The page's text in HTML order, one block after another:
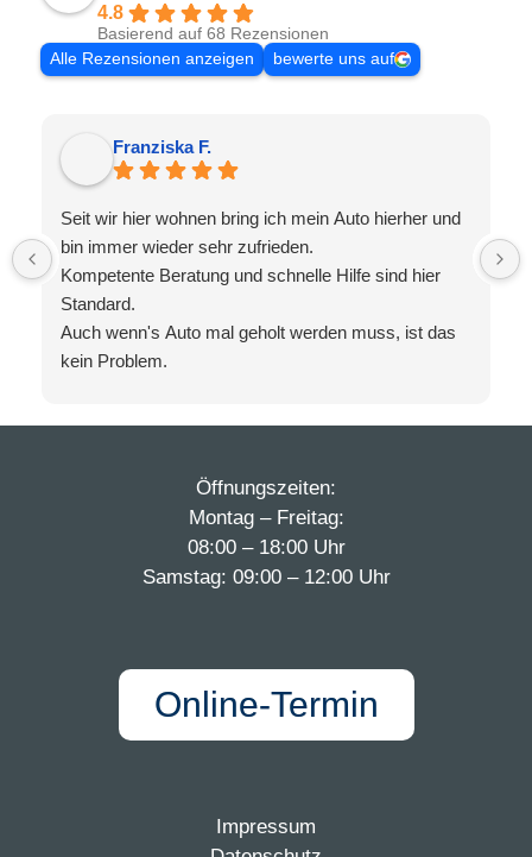
4.8
Basierend auf 68 Rezensionen
Alle Rezensionen anzeigen
bewerte uns auf
Franziska F.
Seit wir hier wohnen bring ich mein Auto hierher und
bin immer wieder sehr zufrieden.
Kompetente Beratung und schnelle Hilfe sind hier
Standard.
Auch wenn's Auto mal geholt werden muss, ist das
kein Problem.
meinem dort erstandenen Auto.
Öffnungszeiten:
Montag – Freitag:
08:00 – 18:00 Uhr
Samstag: 09:00 – 12:00 Uhr
Online-Termin
Impressum